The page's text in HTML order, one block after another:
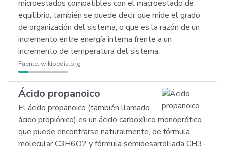
microestados compatibles con el macroestado de
equilibrio, también se puede decir que mide el grado
de organización del sistema, o que es la razón de un
incremento entre energía interna frente a un
incremento de temperatura del sistema.
Fuente: wikipedia.org
Ácido propanoico
El ácido propanoico (también llamado
ácido propiónico) es un ácido carboxílico monoprótico
que puede encontrarse naturalmente, de fórmula
molecular C3H6O2 y fórmula semidesarrollada CH3-